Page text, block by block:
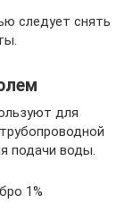
следует снять
для
подачи воды.
1%